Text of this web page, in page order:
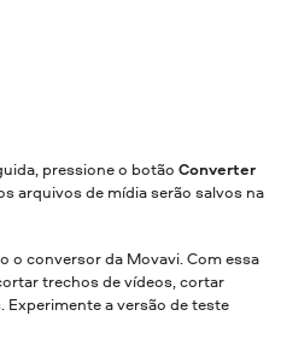
pressione o botão Converter
arquivos de mídia serão salvos na
o conversor da Movavi. Com essa
trechos de vídeos, cortar
a versão de teste